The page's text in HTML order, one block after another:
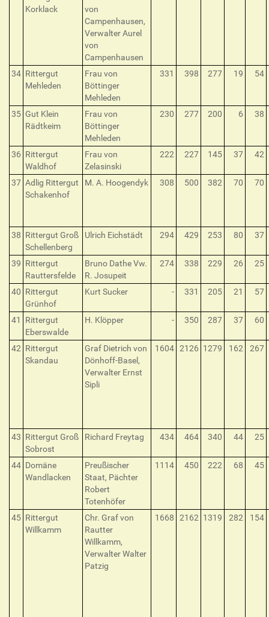
Korklack
von
Campenhausen,
Verwalter Aurel
von
Campenhausen
34 Rittergut
Mehleden
Frau von
Böttinger
Mehleden
331 398 277 19 54
35 Gut Klein
Rädtkeim
Frau von
Böttinger
Mehleden
230 277 200 6 38
36 Rittergut
Waldhof
Frau von
Zelasinski
222 227 145 37 42
37 Adlig Rittergut
Schakenhof
M. A. Hoogendyk 308 500 382 70 70
38 Rittergut Groß
Schellenberg
Ulrich Eichstädt 294 429 253 80 37
39 Rittergut
Rauttersfelde
Bruno Dathe Vw.
R. Josupeit
274 338 229 26 25
40 Rittergut
Grünhof
Kurt Sucker - 331 205 21 57
41
Rittergut
Eberswalde
H. Klöpper - 350 287 37 60
42 Rittergut
Skandau
Graf Dietrich von
Dönhoff-Basel,
Verwalter Ernst
Sipli
1604 2126 1279 162 267
43 Rittergut Groß
Sobrost
Richard Freytag 434 464 340 44 25
44 Domäne
Wandlacken
Preußischer
Staat, Pächter
Robert
Totenhöfer
1114 450 222 68 45
45 Rittergut
Willkamm
Chr. Graf von
Rautter
Willkamm,
Verwalter Walter
Patzig
1668 2162 1319 282 154